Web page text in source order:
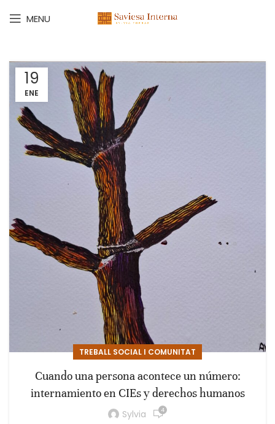
MENU
19
ENE
TREBALL SOCIAL I COMUNITAT
Cuando una persona acontece un número:
internamiento en CIEs y derechos humanos
Sylvia 4